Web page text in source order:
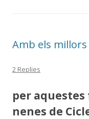
Amb els
2 Replies
per
nenes de